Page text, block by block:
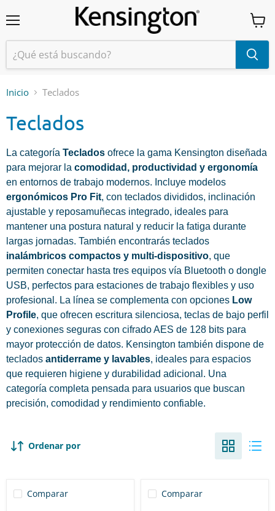
Ver
Inicio Teclados
Teclados
La categoría Teclados ofrece la gama Kensington diseñada
para mejorar la comodidad, productividad y ergonomía
en entornos de trabajo modernos. Incluye modelos
ergonómicos Pro Fit, con teclados divididos, inclinación
ajustable y reposamuñecas integrado, ideales para
mantener una postura natural y reducir la fatiga durante
largas jornadas. También encontrarás teclados
inalámbricos compactos y multi‑dispositivo, que
permiten conectar hasta tres equipos vía Bluetooth o dongle
USB, perfectos para estaciones de trabajo flexibles y uso
profesional. La línea se complementa con opciones Low
Profile, que ofrecen escritura silenciosa, teclas de bajo perfil
y conexiones seguras con cifrado AES de 128 bits para
mayor protección de datos. Kensington también dispone de
teclados antiderrame y lavables, ideales para espacios
que requieren higiene y durabilidad adicional. Una
categoría completa pensada para usuarios que buscan
precisión, comodidad y rendimiento confiable.
Ordenar por
Comparar Comparar